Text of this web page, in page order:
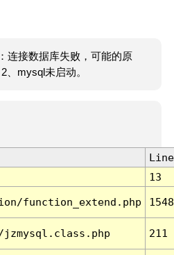
连接数据库失败，可能的原
、mysql未启动。
Line
13
function_extend.php 1548
211